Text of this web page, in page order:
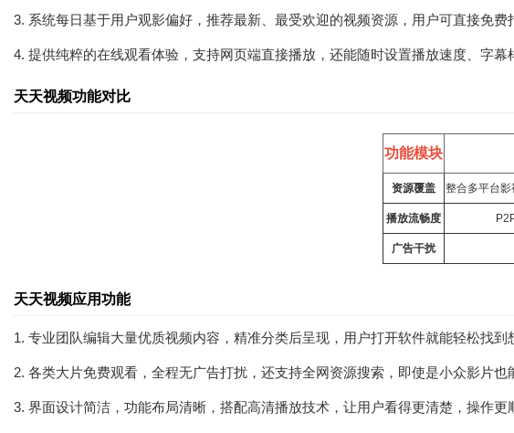
3. 系统每日基于用户观影偏好，推荐最新、最受欢迎的视频资源，用户可直接免费
4. 提供纯粹的在线观看体验，支持网页端直接播放，还能随时设置播放速度、字幕
天天视频功能对比
功能模块
资源覆盖 整合多平台
播放流畅度
广告干扰
天天视频应用功能
1. 专业团队编辑大量优质视频内容，精准分类后呈现，用户打开软件就能轻松找到
2. 各类大片免费观看，全程无广告打扰，还支持全网资源搜索，即使是小众影片也
3. 界面设计简洁，功能布局清晰，搭配高清播放技术，让用户看得更清楚，操作更